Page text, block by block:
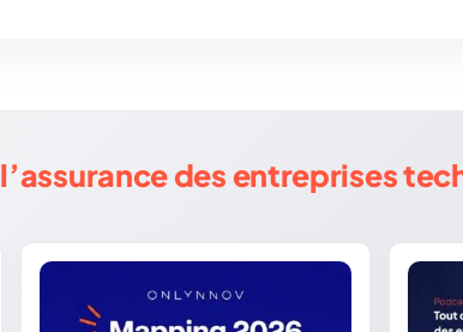
l’assurance des entreprises